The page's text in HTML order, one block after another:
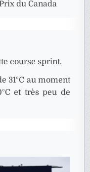
du Canada
course sprint.
31°C au moment
et très peu de